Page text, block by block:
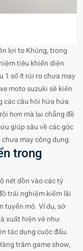
lợi to Khủng, trong
tiêu khiển diện
1 số ít rủi ro chưa may
moto suzuki sẽ kiến
các câu hỏi hứa hứa
hơn mà lại chẳng đề
giúp sâu về các góc
may công dụng.
trong
nét dồn vào các tỷ
trải nghiệm kiếm lãi
tuyển mộ. Ví dụ, sở
xuất hiện vẻ như
tác dụng cuộc đấu.
trăm game show,